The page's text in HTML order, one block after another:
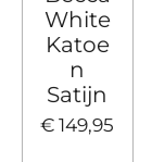
White
Katoe
n
Satijn
€ 149,95